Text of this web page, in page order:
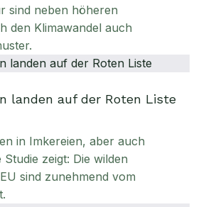
sind neben höheren
den Klimawandel auch
landen auf der Roten Liste
in Imkereien, aber auch
zeigt: Die wilden
sind zunehmend vom